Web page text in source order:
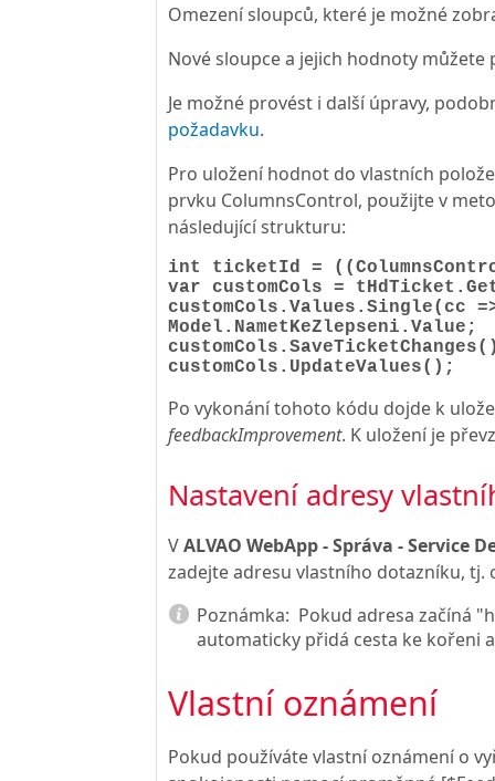
Omezení sloupců, které je možné
Nové sloupce a jejich hodnoty
Je možné provést i další úpravy,
požadavku.
Pro uložení hodnot do vlastních
prvku ColumnsControl, použijte v
následující strukturu:
int ticketId =
var customCols =
customCols.Values.Single(cc
Model.NametKeZlepseni.Value;
customCols.UpdateValues();
Po vykonání tohoto kódu dojde k
feedbackImprovement. K uložení je
Nastavení adresy
VALVAO WebApp - Správa - Service
zadejte adresu vlastního dotazníku, tj.
Poznámka: Pokud adresa začíná
automaticky přidá cesta ke kořeni
Vlastní oznámení
Pokud používáte vlastní oznámení o